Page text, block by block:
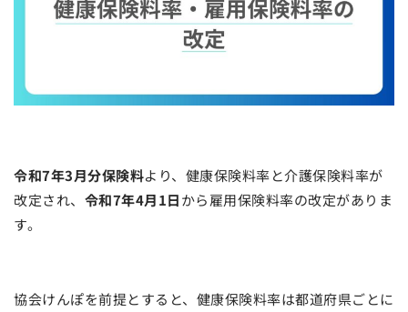
令和7年3月分保険料より、健康保険料率と介護保険料率が
改定され、 令和7年4月1日から雇用保険料率の改定がありま
す。
協会けんぽを前提とすると、健康保険料率は都道府県ごとに